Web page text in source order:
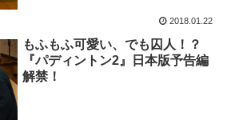
2018.01.22
もふもふ可愛い、でも囚人！？
『パディントン2』日本版予告編
解禁！